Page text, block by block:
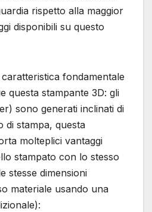
rispetto alla maggior
disponibili su questo
fondamentale
questa stampante 3D: gli
sono generati inclinati di
di stampa, questa
molteplici vantaggi
stampato con lo stesso
stesse dimensioni
materiale usando una